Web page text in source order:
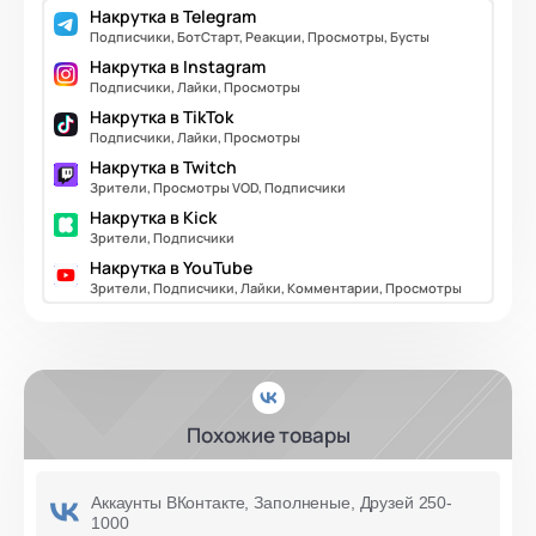
Накрутка в Telegram
Подписчики, БотСтарт, Реакции, Просмотры, Бусты
Накрутка в Instagram
Подписчики, Лайки, Просмотры
Накрутка в TikTok
Подписчики, Лайки, Просмотры
Накрутка в Twitch
Зрители, Просмотры VOD, Подписчики
Накрутка в Kick
Зрители, Подписчики
Накрутка в YouTube
Зрители, Подписчики, Лайки, Комментарии, Просмотры
Похожие товары
Аккаунты ВКонтакте, Заполненые, Друзей 250-
1000